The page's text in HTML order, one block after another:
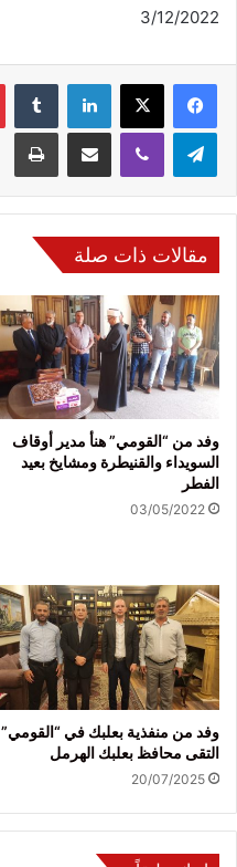
3/12/2022 عمدة الإعلام
فيسبوك لينكدإن
مقالات ذات صلة
وفد من “القومي” هنأ مدير أوقاف
السويداء والقنيطرة ومشايخ بعيد
الفطر
03/05/2022
وفد من منفذية بعلبك في “القومي”
التقى محافظ بعلبك الهرمل
20/07/2025